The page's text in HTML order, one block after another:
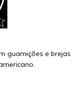
guarnições e brejas